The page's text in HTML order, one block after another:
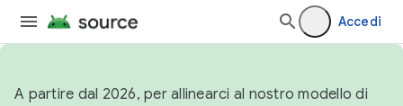
Accedi
A partire dal 2026, per allinearci al nostro modello di